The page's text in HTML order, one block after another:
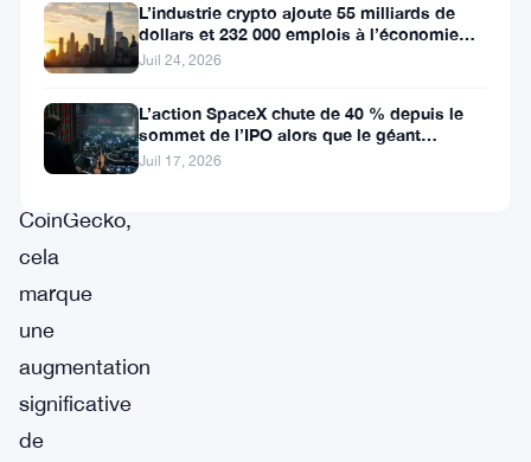
protocole.
Selon
les
données
CoinGecko,
cela
marque
une
augmentation
significative
de
L’industrie crypto ajoute 55 milliards de
dollars et 232 000 emplois à l’économie
américaine
Juil 24, 2026
L’action SpaceX chute de 40 % depuis le
sommet de l’IPO alors que le géant
aérospatial d’Elon Musk fait face
Juil 17, 2026